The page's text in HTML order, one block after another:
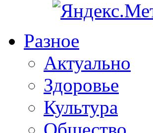
Разное
Актуально
Здоровье
Культура